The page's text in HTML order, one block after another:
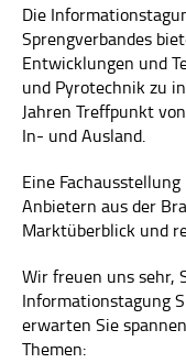
Die
Sprengverbandes
Entwicklungen und
und Pyrotechnik zu
Jahren Treffpunkt
In- und Ausland.
Eine
Anbietern aus der
Marktüberblick und
Wir freuen uns sehr,
Informationstagung
erwarten Sie
Themen: